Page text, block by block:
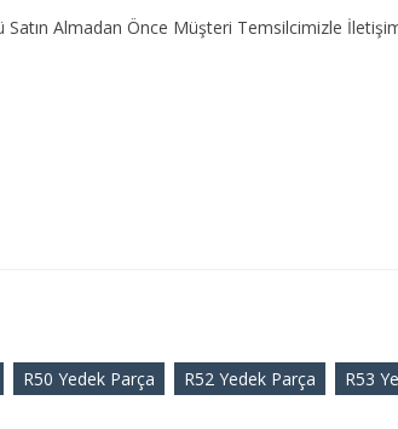
Satın Almadan Önce Müşteri Temsilcimizle
R50 Yedek Parça R52 Yedek Parça R53